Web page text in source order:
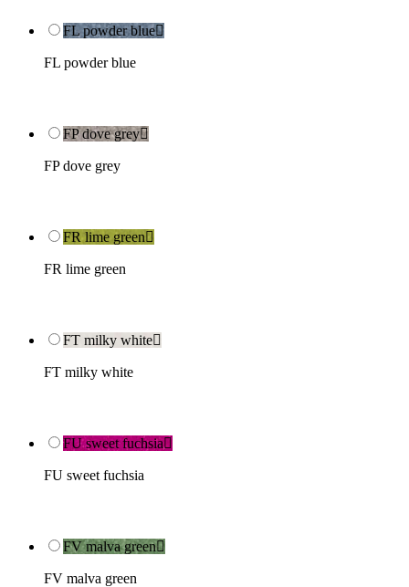
FL powder blue
FL powder blue
FP dove grey
FP dove grey
FR lime green
FR lime green
FT milky white
FT milky white
FU sweet fuchsia
FU sweet fuchsia
FV malva green
FV malva green